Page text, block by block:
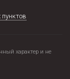
характер и не